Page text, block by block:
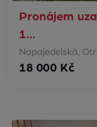
Pronájem
1…
Napajedelská,
18 000 Kč